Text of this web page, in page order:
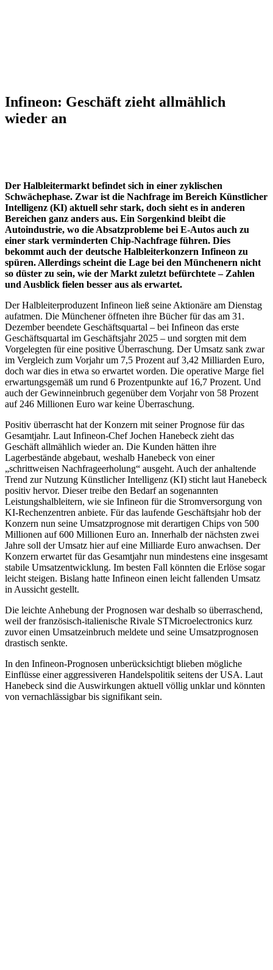
Infineon: Geschäft zieht allmählich
wieder an
Der Halbleitermarkt befindet sich in einer zyklischen
Schwächephase. Zwar ist die Nachfrage im Bereich Künstlicher
Intelligenz (KI) aktuell sehr stark, doch sieht es in anderen
Bereichen ganz anders aus. Ein Sorgenkind bleibt die
Autoindustrie, wo die Absatzprobleme bei E-Autos auch zu
einer stark verminderten Chip-Nachfrage führen. Dies
bekommt auch der deutsche Halbleiterkonzern Infineon zu
spüren. Allerdings scheint die Lage bei den Münchenern nicht
so düster zu sein, wie der Markt zuletzt befürchtete – Zahlen
und Ausblick fielen besser aus als erwartet.
Der Halbleiterproduzent Infineon ließ seine Aktionäre am Dienstag
aufatmen. Die Münchener öffneten ihre Bücher für das am 31.
Dezember beendete Geschäftsquartal – bei Infineon das erste
Geschäftsquartal im Geschäftsjahr 2025 – und sorgten mit dem
Vorgelegten für eine positive Überraschung. Der Umsatz sank zwar
im Vergleich zum Vorjahr um 7,5 Prozent auf 3,42 Milliarden Euro,
doch war dies in etwa so erwartet worden. Die operative Marge fiel
erwartungsgemäß um rund 6 Prozentpunkte auf 16,7 Prozent. Und
auch der Gewinneinbruch gegenüber dem Vorjahr von 58 Prozent
auf 246 Millionen Euro war keine Überraschung.
Positiv überrascht hat der Konzern mit seiner Prognose für das
Gesamtjahr. Laut Infineon-Chef Jochen Hanebeck zieht das
Geschäft allmählich wieder an. Die Kunden hätten ihre
Lagerbestände abgebaut, weshalb Hanebeck von einer
„schrittweisen Nachfrageerholung“ ausgeht. Auch der anhaltende
Trend zur Nutzung Künstlicher Intelligenz (KI) sticht laut Hanebeck
positiv hervor. Dieser treibe den Bedarf an sogenannten
Leistungshalbleitern, wie sie Infineon für die Stromversorgung von
KI-Rechenzentren anbiete. Für das laufende Geschäftsjahr hob der
Konzern nun seine Umsatzprognose mit derartigen Chips von 500
Millionen auf 600 Millionen Euro an. Innerhalb der nächsten zwei
Jahre soll der Umsatz hier auf eine Milliarde Euro anwachsen. Der
Konzern erwartet für das Gesamtjahr nun mindestens eine insgesamt
stabile Umsatzentwicklung. Im besten Fall könnten die Erlöse sogar
leicht steigen. Bislang hatte Infineon einen leicht fallenden Umsatz
in Aussicht gestellt.
Die leichte Anhebung der Prognosen war deshalb so überraschend,
weil der französisch-italienische Rivale STMicroelectronics kurz
zuvor einen Umsatzeinbruch meldete und seine Umsatzprognosen
drastisch senkte.
In den Infineon-Prognosen unberücksichtigt blieben mögliche
Einflüsse einer aggressiveren Handelspolitik seitens der USA. Laut
Hanebeck sind die Auswirkungen aktuell völlig unklar und könnten
von vernachlässigbar bis signifikant sein.